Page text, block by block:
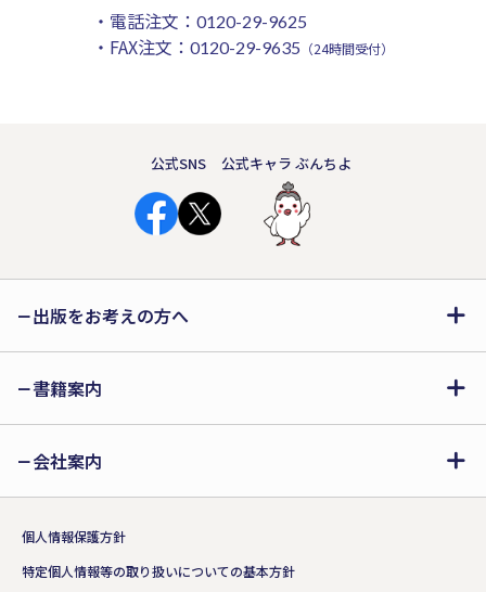
・電話注文： 0120-29-9625
・FAX注文： 0120-29-9635 （24時間受付）
公式SNS 公式キャラ ぶんちよ
出版をお考えの方へ
書籍案内
会社案内
個人情報保護方針
特定個人情報等の取り扱いについての基本方針